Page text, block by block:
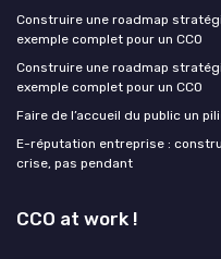
Construire une roadmap
exemple complet pour un CCO
Construire une roadmap
exemple complet pour un CCO
Faire de l’accueil du public un
E-réputation entreprise :
crise, pas pendant
CCO at work !